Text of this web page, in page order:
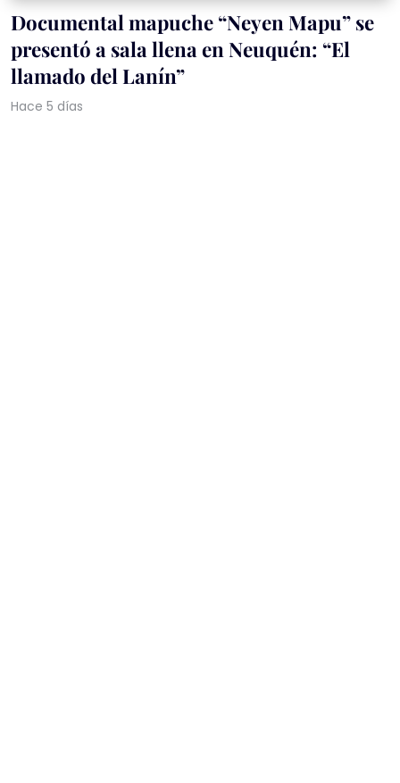
Documental mapuche “Neyen Mapu” se
presentó a sala llena en Neuquén: “El
llamado del Lanín”
Hace 5 días